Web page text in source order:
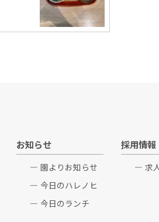
お知らせ
園よりお知らせ
今日のハレノヒ
今日のランチ
採用情報
求